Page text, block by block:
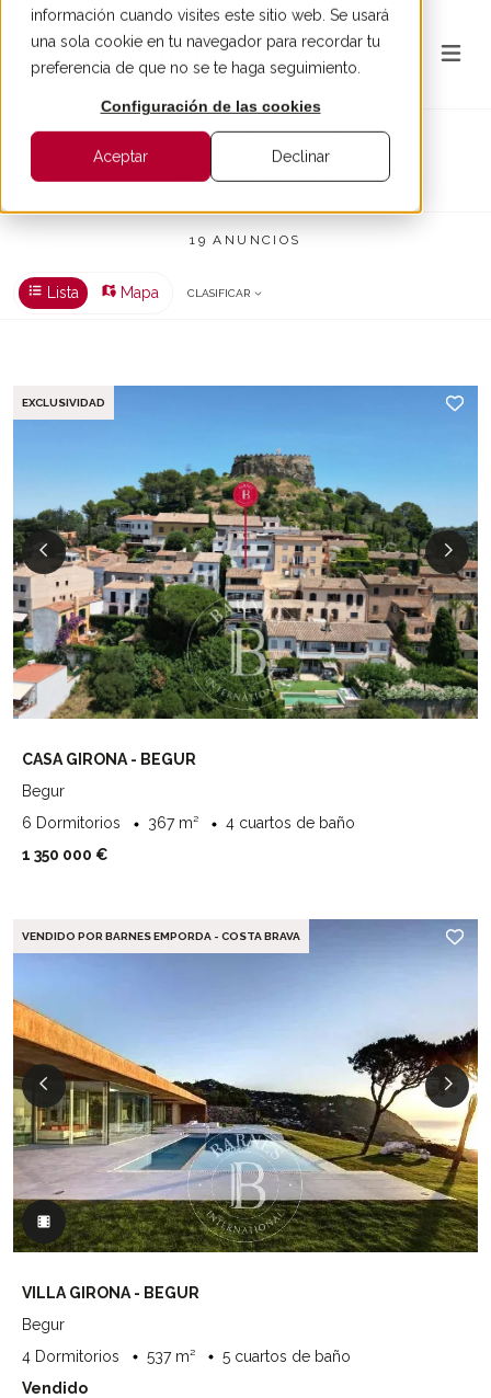
información cuando visites este sitio web. Se usará
una sola cookie en tu navegador para recordar tu
preferencia de que no se te haga seguimiento.
Configuración de las cookies
Aceptar Declinar
Casas en venta en Begur, Costa Brava
VILLAS EXCLUSIVAS CON VISTAS AL MEDITERRÁNEO Y
ENTORNO NATURAL ÚNICO
19 ANUNCIOS
Lista Mapa CLASIFICAR
EXCLUSIVIDAD
CASA GIRONA - BEGUR
Begur
6 Dormitorios
367 m²
4 cuartos de baño
1 350 000 €
VENDIDO POR BARNES EMPORDA - COSTA BRAVA
VILLA GIRONA - BEGUR
Begur
4 Dormitorios
537 m²
5 cuartos de baño
Vendido